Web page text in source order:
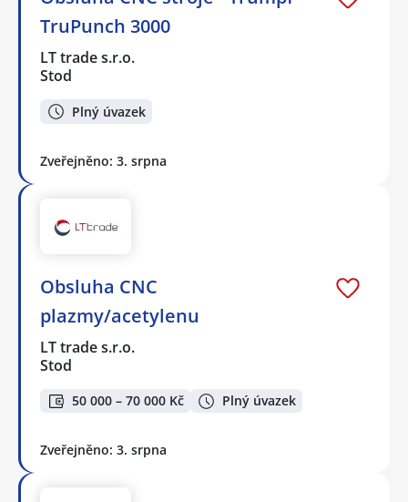
TruPunch 3000
LT trade s.r.o.
Stod
Plný úvazek
Zveřejněno: 3. srpna
Obsluha CNC
plazmy/acetylenu
LT trade s.r.o.
Stod
50 000 – 70 000 Kč Plný úvazek
Zveřejněno: 3. srpna